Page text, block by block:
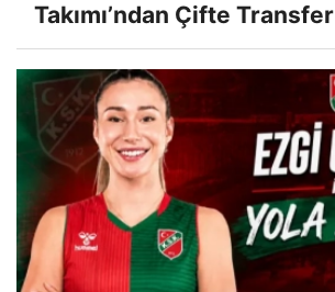
Takımı’ndan Çifte Transfer